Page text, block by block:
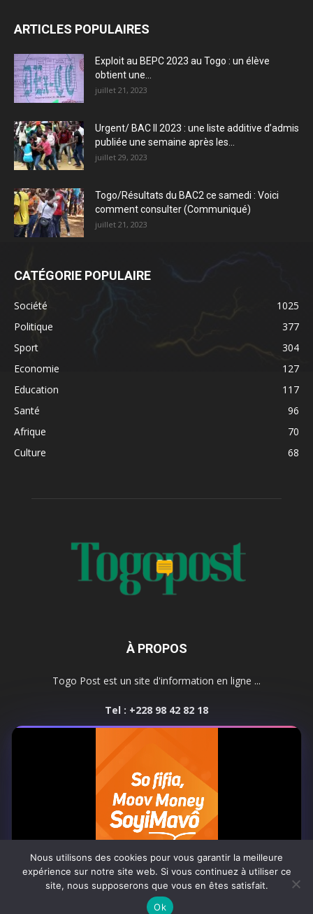
ARTICLES POPULAIRES
Exploit au BEPC 2023 au Togo : un élève
obtient une...
juillet 21, 2023
Urgent/ BAC II 2023 : une liste additive d’admis
publiée une semaine après les...
juillet 29, 2023
Togo/Résultats du BAC2 ce samedi : Voici
comment consulter (Communiqué)
juillet 21, 2023
CATÉGORIE POPULAIRE
Société
1025
Politique
377
Sport
304
Economie
127
Education
117
Santé
96
Afrique
70
Culture
68
À PROPOS
Togo Post est un site d'information en ligne ...
Tel : +228 98 42 82 18
SUIVEZ NOUS
Africa-Newsroom Contact Activités du site
© Copyright 2025 Togo Post | Tous droits réservés
Nous utilisons des cookies pour vous garantir la meilleure
expérience sur notre site web. Si vous continuez à utiliser ce
site, nous supposerons que vous en êtes satisfait.
Ok